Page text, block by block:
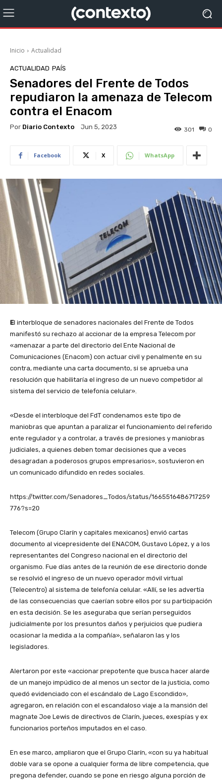
Inicio Actualidad
ACTUALIDAD PAÍS
Senadores del Frente de Todos
repudiaron la amenaza de Telecom
contra el Enacom
Por Diario Contexto Jun 5, 2023 0
301
Facebook X WhatsApp
El interbloque de senadores nacionales del Frente de Todos
manifestó su rechazo al accionar de la empresa Telecom por
«amenazar a parte del directorio del Ente Nacional de
Comunicaciones (Enacom) con actuar civil y penalmente en su
contra, mediante una carta documento, si se aprueba una
resolución que habilitaría el ingreso de un nuevo competidor al
sistema del servicio de telefonía celular».
«Desde el interbloque del FdT condenamos este tipo de
maniobras que apuntan a paralizar el funcionamiento del referido
ente regulador y a controlar, a través de presiones y maniobras
judiciales, a quienes deben tomar decisiones que a veces
desagradan a poderosos grupos empresarios», sostuvieron en
un comunicado difundido en redes sociales.
https://twitter.com/Senadores_Todos/status/1665516486717259
776?s=20
Telecom (Grupo Clarín y capitales mexicanos) envió cartas
documento al vicepresidente del ENACOM, Gustavo López, y a los
representantes del Congreso nacional en el directorio del
organismo. Fue días antes de la reunión de ese directorio donde
se resolvió el ingreso de un nuevo operador móvil virtual
(Telecentro) al sistema de telefonía celular. «Allí, se les advertía
de las consecuencias que caerían sobre ellos por su participación
en esta decisión. Se les aseguraba que serían perseguidos
judicialmente por los presuntos daños y perjuicios que pudiera
ocasionar la medida a la compañía», señalaron las y los
legisladores.
Alertaron por este «accionar prepotente que busca hacer alarde
de un manejo impúdico de al menos un sector de la justicia, como
quedó evidenciado con el escándalo de Lago Escondido»,
agregaron, en relación con el escandaloso viaje a la mansión del
magnate Joe Lewis de directivos de Clarín, jueces, exespías y ex
funcionarios porteños imputados en el caso.
En ese marco, ampliaron que el Grupo Clarín, «con su ya habitual
doble vara se opone a cualquier forma de libre competencia, que
pregona defender, cuando se pone en riesgo alguna porción de